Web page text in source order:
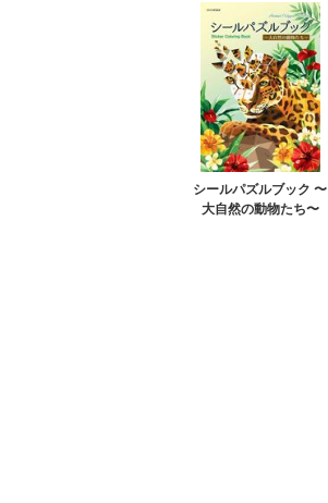
シールパズルブック 〜
大自然の動物たち〜